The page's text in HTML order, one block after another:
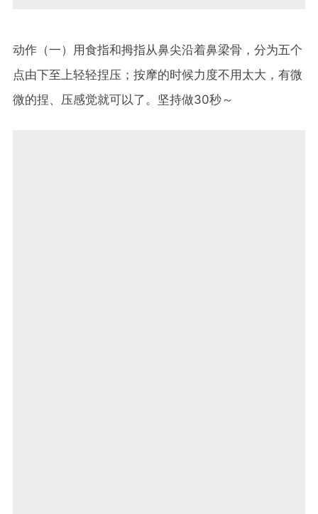
动作（一）用食指和拇指从鼻尖沿着鼻梁骨，分为五个
点由下至上轻轻捏压；按摩的时候力度不用太大，有微
微的捏、压感觉就可以了。坚持做30秒～